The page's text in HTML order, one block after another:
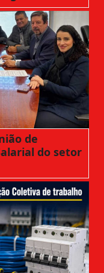
de
do setor